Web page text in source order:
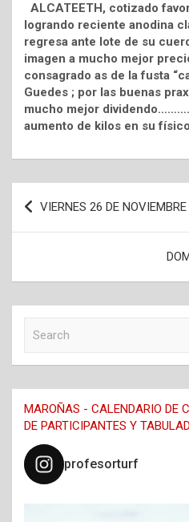
ALCATEETH, cotizado
logrando reciente anodina
regresa ante lote de su
imagen a mucho mejor
consagrado as de la fusta
Guedes ; por las buenas
mucho mejor
aumento de kilos en su
Navegación
de
VIERNES 26 DE NOVIEMBRE
c
h
MAROÑAS - CALENDARIO DE
DE PARTICIPANTES Y
profesorturf